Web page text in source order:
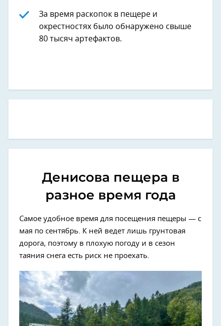
За время раскопок в пещере и
окрестностях было обнаружено свыше
80 тысяч артефактов.
Денисова пещера в
разное время года
Самое удобное время для посещения пещеры — с
мая по сентябрь. К ней ведет лишь грунтовая
дорога, поэтому в плохую погоду и в сезон
таяния снега есть риск не проехать.